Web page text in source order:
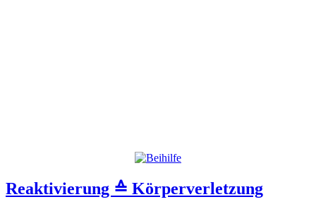
Reaktivierung ≙ Körperverletzung